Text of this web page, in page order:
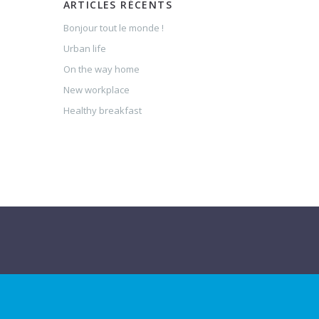
ARTICLES RÉCENTS
Bonjour tout le monde !
Urban life
On the way home
New workplace
Healthy breakfast